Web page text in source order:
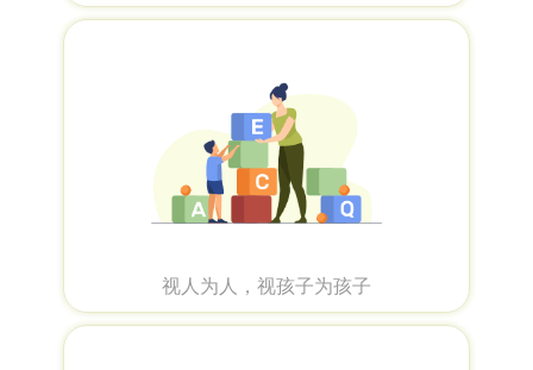
视人为人，视孩子为孩子